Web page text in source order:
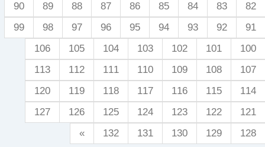
82
83
84
85
86
87
88
89
90
91
92
93
94
95
96
97
98
99
100
101
102
103
104
105
106
107
108
109
110
111
112
113
114
115
116
117
118
119
120
121
122
123
124
125
126
127
128
129
130
131
132
»